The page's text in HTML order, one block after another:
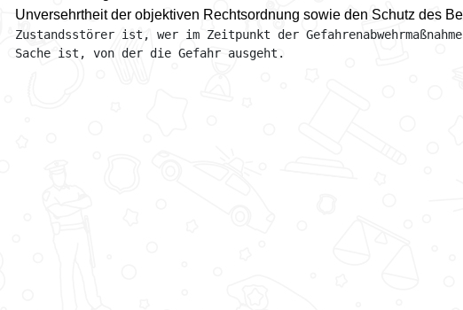
Unversehrtheit der objektiven Rechtsordnung sowie den Schutz des
Zustandsstörer ist, wer im Zeitpunkt der
Sache ist, von der die Gefahr ausgeht.